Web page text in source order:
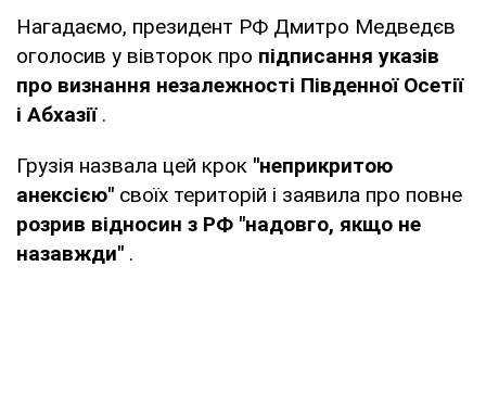
Нагадаємо, президент РФ Дмитро Медведєв
оголосив у вівторок про підписання указів
про визнання незалежності Південної Осетії
і Абхазії.
Грузія назвала цей крок "неприкритою
анексією" своїх територій і заявила про повне
розрив відносин з РФ "надовго, якщо не
назавжди" .